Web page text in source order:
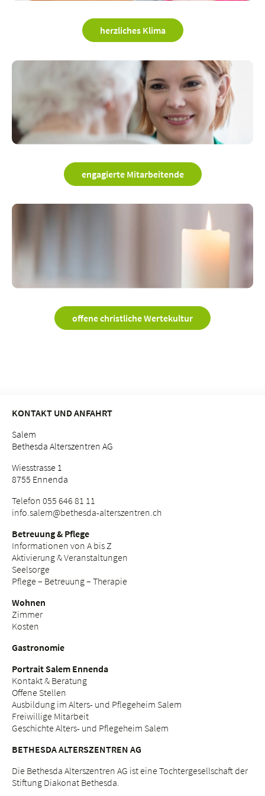
herzliches Klima
engagierte Mitarbeitende
offene christliche Wertekultur
KONTAKT UND ANFAHRT
Salem
Bethesda Alterszentren AG
Wiesstrasse 1
8755 Ennenda
Telefon 055 646 81 11
info. salem@bethesda-alterszentren. ch
Betreuung & Pflege
Informationen von A bis Z
Aktivierung & Veranstaltungen
Seelsorge
Pflege – Betreuung – Therapie
Wohnen
Zimmer
Kosten
Gastronomie
Portrait Salem Ennenda
Kontakt & Beratung
Offene Stellen
Ausbildung im Alters- und Pflegeheim Salem
Freiwillige Mitarbeit
Geschichte Alters- und Pflegeheim Salem
BETHESDA ALTERSZENTREN AG
Die Bethesda Alterszentren AG ist eine Tochtergesellschaft der
Stiftung Diakonat Bethesda.